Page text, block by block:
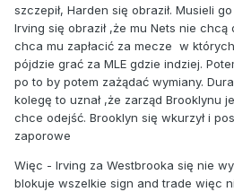
szczepił, Harden się obraził. Musieli
Irving się obraził ,że mu Nets nie chcą
chca mu zapłacić za mecze w których
pójdzie grać za MLE gdzie indziej.
po to by potem zażądać wymiany.
kolegę to uznał ,że zarząd Brooklynu
chce odejść. Brooklyn się wkurzył i
zaporowe
Więc - Irving za Westbrooka się nie
blokuje wszelkie sign and trade więc